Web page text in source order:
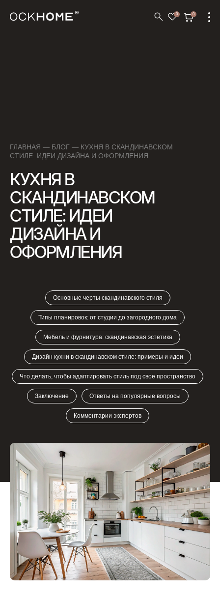
0 0
ГЛАВНАЯ — БЛОГ — КУХНЯ В СКАНДИНАВСКОМ
СТИЛЕ: ИДЕИ ДИЗАЙНА И ОФОРМЛЕНИЯ
КУХНЯ В
СКАНДИНАВСКОМ
СТИЛЕ: ИДЕИ
ДИЗАЙНА И
ОФОРМЛЕНИЯ
Основные черты скандинавского стиля
Типы планировок: от студии до загородного дома
Мебель и фурнитура: скандинавская эстетика
Дизайн кухни в скандинавском стиле: примеры и идеи
Что делать, чтобы адаптировать стиль под свое пространство
Заключение Ответы на популярные вопросы
Комментарии экспертов